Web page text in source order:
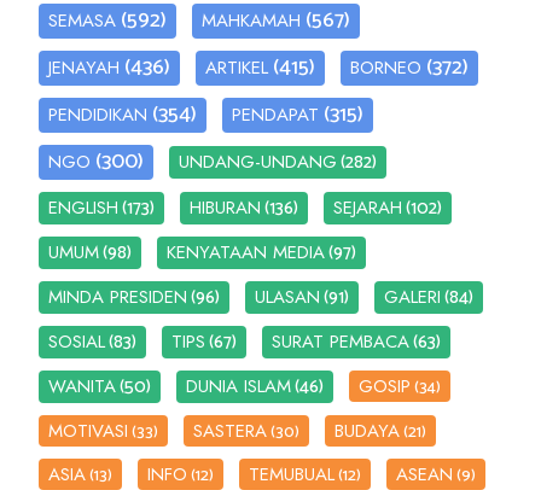
SEMASA (592) MAHKAMAH (567)
JENAYAH (436) ARTIKEL (415) BORNEO (372)
PENDIDIKAN (354) PENDAPAT (315)
NGO (300) UNDANG-UNDANG(282)
ENGLISH(173) HIBURAN(136) SEJARAH(102)
UMUM(98) KENYATAAN MEDIA(97)
MINDA PRESIDEN(96) ULASAN(91) GALERI(84)
SOSIAL(83) TIPS(67) SURAT PEMBACA(63)
WANITA(50) DUNIA ISLAM(46) GOSIP(34)
MOTIVASI(33) SASTERA(30) BUDAYA(21)
ASIA(13) INFO(12) TEMUBUAL(12) ASEAN(9)